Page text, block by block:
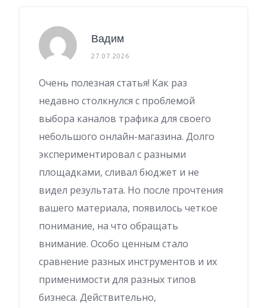
Вадим
27.07.2026
Очень полезная статья! Как раз
недавно столкнулся с проблемой
выбора каналов трафика для своего
небольшого онлайн-магазина. Долго
экспериментировал с разными
площадками, сливал бюджет и не
видел результата. Но после прочтения
вашего материала, появилось четкое
понимание, на что обращать
внимание. Особо ценным стало
сравнение разных инструментов и их
применимости для разных типов
бизнеса. Действительно,